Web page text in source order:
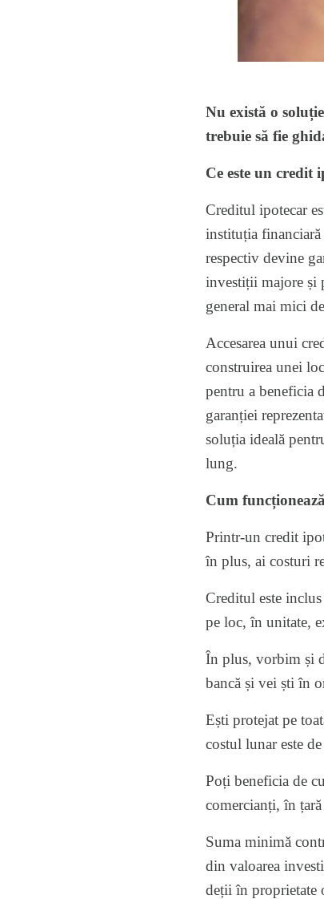
Nu există o
trebuie să fie
Ce este un credit
Creditul ipotecar
instituția
respectiv devine
investiții majore și
general mai mici
Accesarea unui
construirea unei
pentru a beneficia
garanției
soluția ideală
lung.
Cum
Printr-un credit
în plus, ai costuri
Creditul este
pe loc, în unitate,
În plus, vorbim și
bancă și vei ști în
Ești protejat pe
costul lunar este
Poți beneficia de
comercianți, în
Suma minimă
din valoarea
deții în proprietate